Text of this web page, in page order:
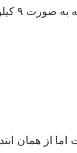
کشمش پلویی را